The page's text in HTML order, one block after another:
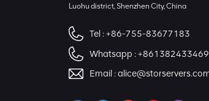
Luohu district, Shenzhen City, China
Tel :+86-755-83677183
Whatsapp :
Email :